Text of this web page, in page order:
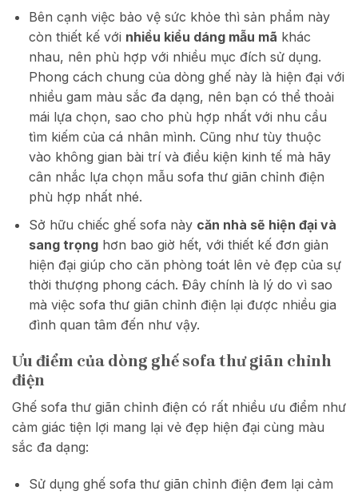
Bên cạnh việc bảo vệ sức khỏe thì sản phẩm này
còn thiết kế với nhiều kiểu dáng mẫu mã khác
nhau, nên phù hợp với nhiều mục đích sử dụng.
Phong cách chung của dòng ghế này là hiện đại với
nhiều gam màu sắc đa dạng, nên bạn có thể thoải
mái lựa chọn, sao cho phù hợp nhất với nhu cầu
tìm kiếm của cá nhân mình. Cũng như tùy thuộc
vào không gian bài trí và điều kiện kinh tế mà hãy
cân nhắc lựa chọn mẫu sofa thư giãn chỉnh điện
phù hợp nhất nhé.
Sở hữu chiếc ghế sofa này căn nhà sẽ hiện đại và
sang trọnghơn bao giờ hết, với thiết kế đơn giản
hiện đại giúp cho căn phòng toát lên vẻ đẹp của sự
thời thượng phong cách. Đây chính là lý do vì sao
mà việc sofa thư giãn chỉnh điện lại được nhiều gia
đình quan tâm đến như vậy.
Ưu điểm của dòng ghế sofa thư giãn chỉnh
điện
Ghế sofa thư giãn chỉnh điện có rất nhiều ưu điểm như
cảm giác tiện lợi mang lại vẻ đẹp hiện đại cùng màu
sắc đa dạng:
Sử dụng ghế sofa thư giãn chỉnh điện đem lại cảm